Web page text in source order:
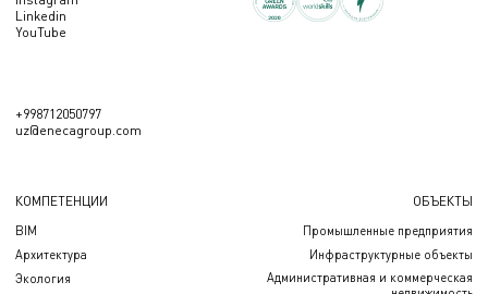
Linkedin
YouTube
+998712050797
uz@enecagroup.com
КОМПЕТЕНЦИИ
BIM
Архитектура
Экология
ОБЪЕКТЫ
Промышленные предприятия
Инфраструктурные объекты
Административная и коммерческая